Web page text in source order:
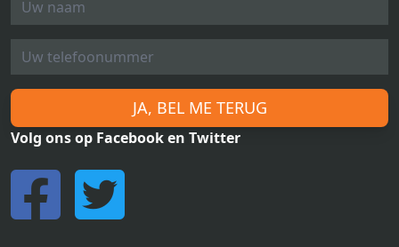
JA, BEL ME TERUG
Volg ons op Facebook en Twitter